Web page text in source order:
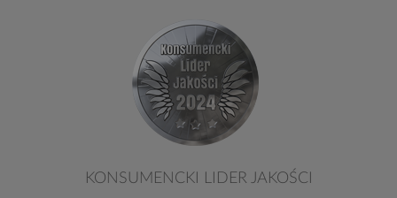
KONSUMENCKI LIDER JAKOŚCI